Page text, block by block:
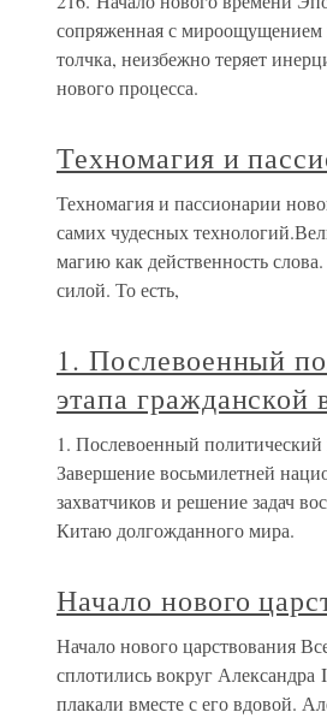
сопряженная с мироощущением
толчка, неизбежно теряет
нового процесса.
Техномагия и
Техномагия и пассионарии
самих чудесных
магию как действенность
силой. То есть,
1. Послевоенный
этапа гражданской
1. Послевоенный
Завершение восьмилетней
захватчиков и решение задач
Китаю долгожданного мира.
Начало нового
Начало нового царствования
сплотились вокруг Александра
плакали вместе с его вдовой.